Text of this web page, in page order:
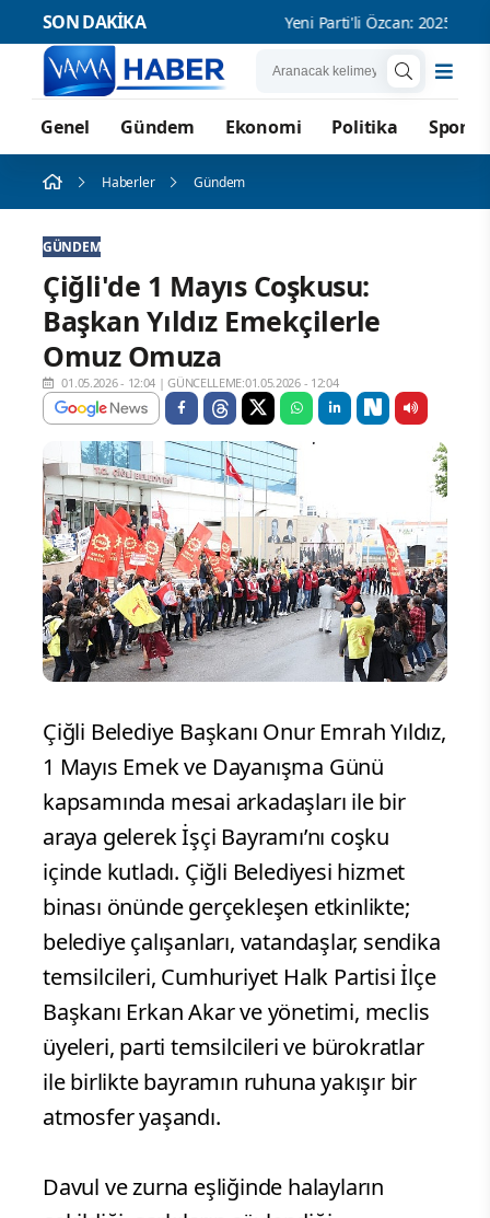
SON DAKİKA Yeni Parti'li Özcan: 2025'te
Genel Gündem Ekonomi Politika Spor
Haberler Gündem
GÜNDEM
Çiğli'de 1 Mayıs Coşkusu:
Başkan Yıldız Emekçilerle
Omuz Omuza
01.05.2026 - 12:04 |GÜNCELLEME:01.05.2026 - 12:04
Çiğli Belediye Başkanı Onur Emrah Yıldız,
1 Mayıs Emek ve Dayanışma Günü
kapsamında mesai arkadaşları ile bir
araya gelerek İşçi Bayramı’nı coşku
içinde kutladı. Çiğli Belediyesi hizmet
binası önünde gerçekleşen etkinlikte;
belediye çalışanları, vatandaşlar, sendika
temsilcileri, Cumhuriyet Halk Partisi İlçe
Başkanı Erkan Akar ve yönetimi, meclis
üyeleri, parti temsilcileri ve bürokratlar
ile birlikte bayramın ruhuna yakışır bir
atmosfer yaşandı.
Davul ve zurna eşliğinde halayların